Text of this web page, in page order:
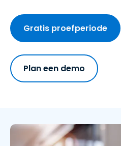
Gratis proefperiode
Plan een demo